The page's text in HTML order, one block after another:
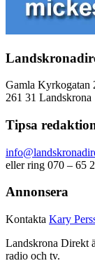
Gamla Kyrkogatan
261 31 Landskrona
Tipsa
eller ring 070 – 65
Annonsera
Kontakta Kary
Landskrona Direkt
radio och tv.